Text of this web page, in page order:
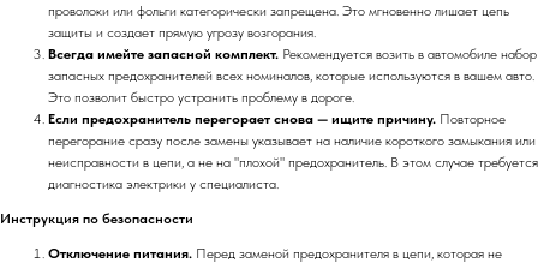
проволоки или фольги категорически запрещена. Это мгновенно лишает цепь
защиты и создает прямую угрозу возгорания.
Всегда имейте запасной комплект. Рекомендуется возить в автомобиле набор
запасных предохранителей всех номиналов, которые используются в вашем авто.
Это позволит быстро устранить проблему в дороге.
Если предохранитель перегорает снова — ищите причину. Повторное
перегорание сразу после замены указывает на наличие короткого замыкания или
неисправности в цепи, а не на "плохой" предохранитель. В этом случае требуется
диагностика электрики у специалиста.
Инструкция по безопасности
Отключение питания. Перед заменой предохранителя в цепи, которая не